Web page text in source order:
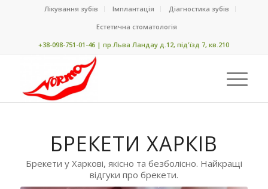
Лікування зубів Імплантація
Діагностика зубів
Естетична стоматологія
+38-098-751-01-46 | пр.Льва Ландау д.12, під'їзд 7, кв.210
БРЕКЕТИ ХАРКІВ
Брекети у Харкові, якісно та безболісно. Найкращі
відгуки про брекети.